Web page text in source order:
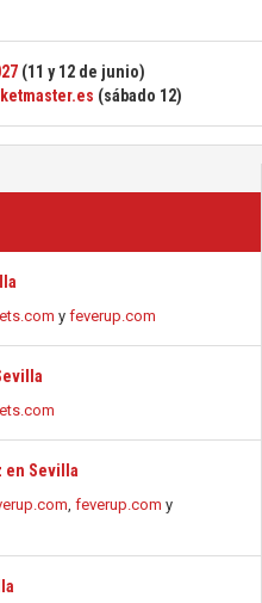
y feverup.com
en Sevilla
, feverup.com y
(11 y 12 de junio)
(sábado 12)